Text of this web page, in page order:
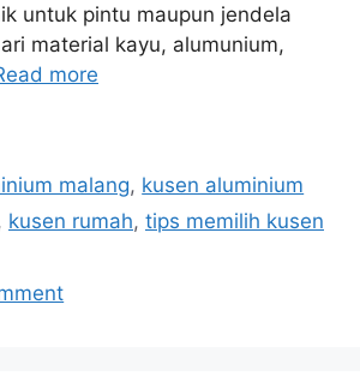
untuk pintu maupun jendela
material kayu, alumunium,
more
malang, kusen aluminium
, kusen rumah, tips memilih kusen